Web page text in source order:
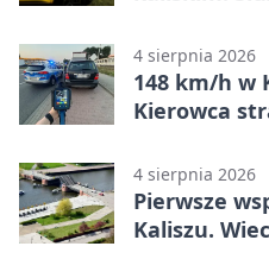
4 sierpnia 2026
148 km/h w
Kierowca
4 sierpnia 2026
Pierwsze
Kaliszu.